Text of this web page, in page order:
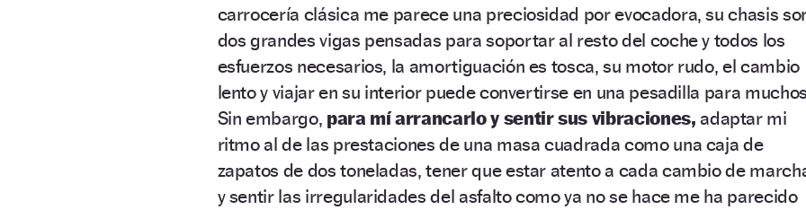
carrocería clásica me parece una preciosidad por evocadora, su chasis
dos grandes vigas pensadas para soportar al resto del coche y todos los
esfuerzos necesarios, la amortiguación es tosca, su motor rudo, el cambio
lento y viajar en su interior puede convertirse en una pesadilla para
Sin embargo, para mí arrancarlo y sentir sus vibraciones, adaptar mi
ritmo al de las prestaciones de una masa cuadrada como una caja de
zapatos de dos toneladas, tener que estar atento a cada cambio de
y sentir las irregularidades del asfalto como ya no se hace me ha parecido